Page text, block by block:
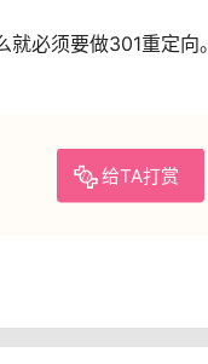
必须要做301重定向。
给TA打赏